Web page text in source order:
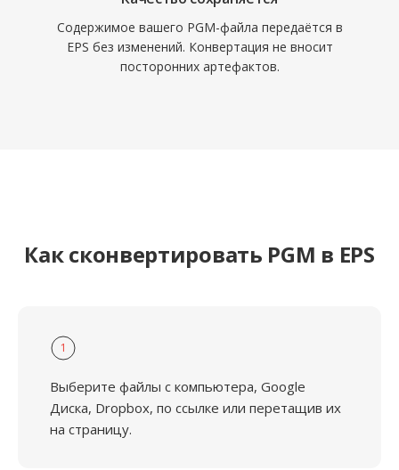
Содержимое вашего PGM-файла передаётся в
EPS без изменений. Конвертация не вносит
посторонних артефактов.
Как сконвертировать PGM в EPS
1
Выберите файлы с компьютера, Google
Диска, Dropbox, по ссылке или перетащив их
на страницу.